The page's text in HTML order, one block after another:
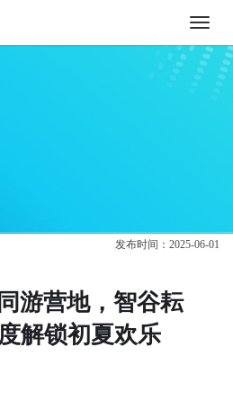
Toggle
发布时间：2025-06-01
游营地，智谷耘
解锁初夏欢乐